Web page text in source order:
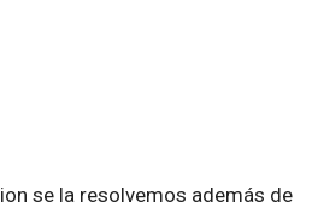
se la resolvemos además de